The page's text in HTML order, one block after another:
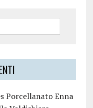
Porcellanato Enna